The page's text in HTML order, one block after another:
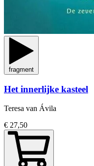
fragment
Het innerlijke kasteel
Teresa van Ávila
€ 27,50